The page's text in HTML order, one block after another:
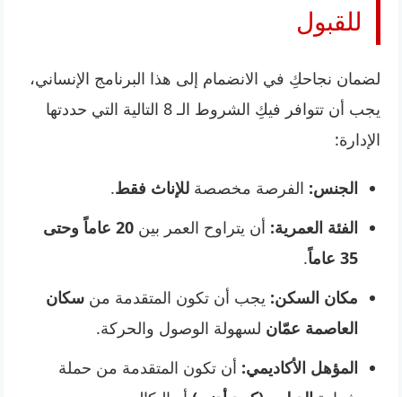
للقبول
لضمان نجاحكِ في الانضمام إلى هذا البرنامج الإنساني،
يجب أن تتوافر فيكِ الشروط الـ 8 التالية التي حددتها
الإدارة:
الجنس: الفرصة مخصصةللإناث فقط.
الفئة العمرية: أن يتراوح العمر بين
20 عاماً وحتى
35 عاماً
.
مكان السكن: يجب أن تكون المتقدمة منسكان
العاصمة عمّان لسهولة الوصول والحركة.
المؤهل الأكاديمي: أن تكون المتقدمة من حملة